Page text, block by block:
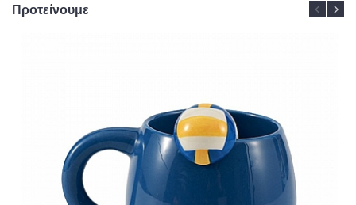
Προτείνουμε